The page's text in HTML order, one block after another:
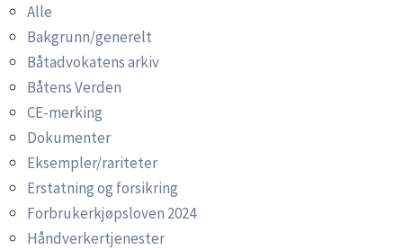
Alle
Bakgrunn/generelt
Båtadvokatens arkiv
Båtens Verden
CE-merking
Dokumenter
Eksempler/rariteter
Erstatning og forsikring
Forbrukerkjøpsloven 2024
Håndverkertjenester